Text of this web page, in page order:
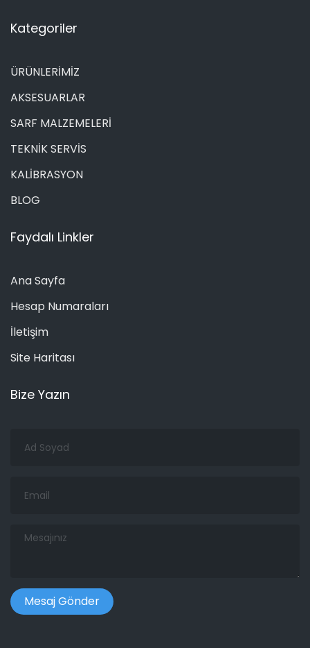
Kategoriler
ÜRÜNLERİMİZ
AKSESUARLAR
SARF MALZEMELERİ
TEKNİK SERVİS
KALİBRASYON
BLOG
Faydalı Linkler
Ana Sayfa
Hesap Numaraları
İletişim
Site Haritası
Bize Yazın
Soyad
Mesajınız